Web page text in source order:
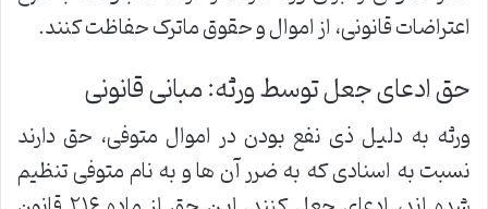
اعتراضات قانونی، از اموال و حقوق ماترک حفاظت کنند.
حق ادعای جعل توسط ورثه: مبانی قانونی
ورثه به دلیل ذی نفع بودن در اموال متوفی، حق دارند
نسبت به اسنادی که به ضرر آن ها و به نام متوفی تنظیم